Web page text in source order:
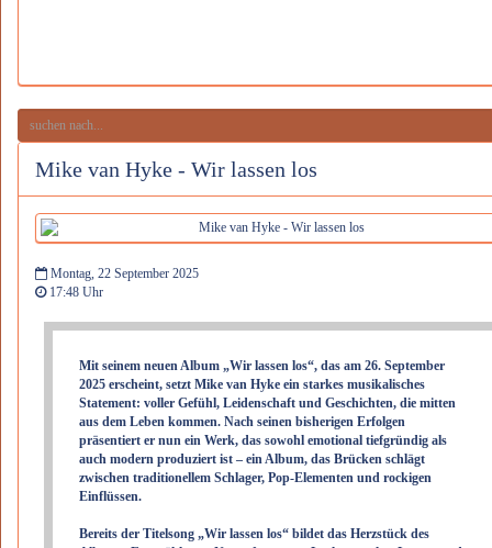
Mike van Hyke - Wir lassen los
Montag, 22 September 2025
17:48 Uhr
Mit seinem neuen Album „Wir lassen los“, das am 26. September
2025 erscheint, setzt Mike van Hyke ein starkes musikalisches
Statement: voller Gefühl, Leidenschaft und Geschichten, die mitten
aus dem Leben kommen. Nach seinen bisherigen Erfolgen
präsentiert er nun ein Werk, das sowohl emotional tiefgründig als
auch modern produziert ist – ein Album, das Brücken schlägt
zwischen traditionellem Schlager, Pop-Elementen und rockigen
Einflüssen.
Bereits der Titelsong „Wir lassen los“ bildet das Herzstück des